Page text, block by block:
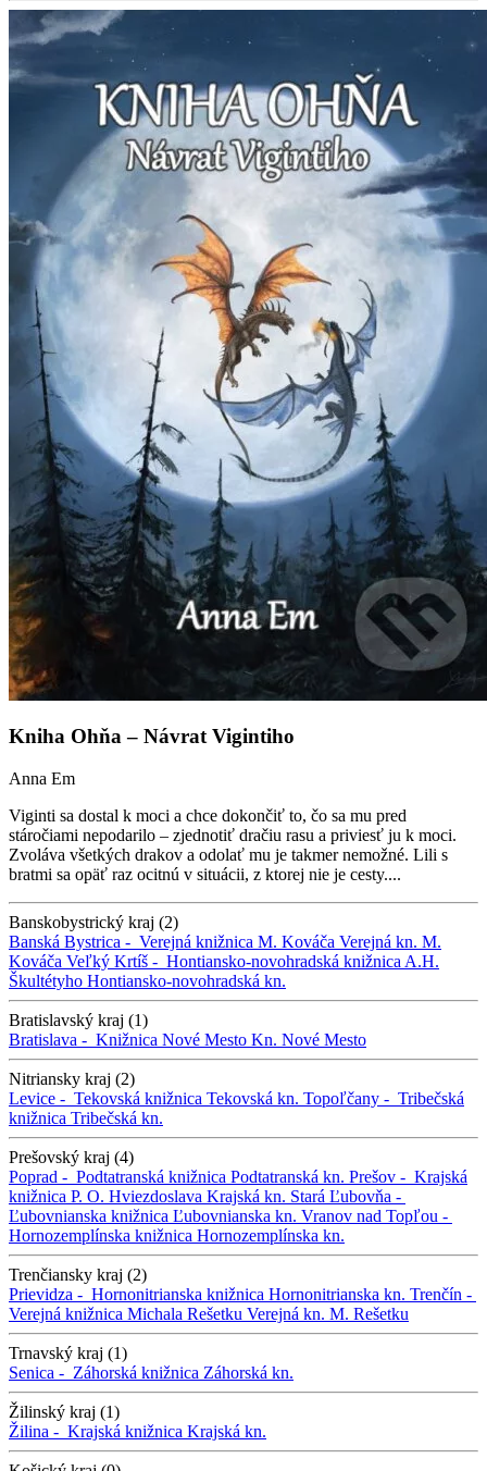
Kniha Ohňa – Návrat Vigintiho
Anna Em
Viginti sa dostal k moci a chce dokončiť to, čo sa mu pred
stáročiami nepodarilo – zjednotiť dračiu rasu a priviesť ju k moci.
Zvoláva všetkých drakov a odolať mu je takmer nemožné. Lili s
bratmi sa opäť raz ocitnú v situácii, z ktorej nie je cesty....
Banskobystrický kraj (2)
Banská Bystrica - Verejná knižnica M. Kováča Verejná kn. M.
Kováča Veľký Krtíš - Hontiansko-novohradská knižnica A.H.
Škultétyho Hontiansko-novohradská kn.
Bratislavský kraj (1)
Bratislava - Knižnica Nové Mesto Kn. Nové Mesto
Nitriansky kraj (2)
Levice - Tekovská knižnica Tekovská kn. Topoľčany - Tribečská
knižnica Tribečská kn.
Prešovský kraj (4)
Poprad - Podtatranská knižnica Podtatranská kn. Prešov - Krajská
knižnica P. O. Hviezdoslava Krajská kn. Stará Ľubovňa -
Ľubovnianska knižnica Ľubovnianska kn. Vranov nad Topľou -
Hornozemplínska knižnica Hornozemplínska kn.
Trenčiansky kraj (2)
Prievidza - Hornonitrianska knižnica Hornonitrianska kn. Trenčín -
Verejná knižnica Michala Rešetku Verejná kn. M. Rešetku
Trnavský kraj (1)
Senica - Záhorská knižnica Záhorská kn.
Žilinský kraj (1)
Žilina - Krajská knižnica Krajská kn.